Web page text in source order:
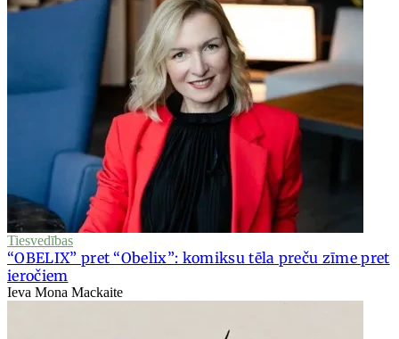
Tiesvedības
“OBELIX” pret “Obelix”: komiksu tēla preču zīme pret
ieročiem
Ieva Mona Mackaite